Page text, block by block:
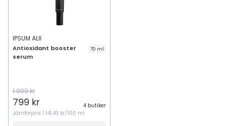
IPSUM ALII
Antioxidant booster
serum
70 ml
1 099 kr
799 kr
4 butiker
Jämförpris 1 141,43 kr/100 ml